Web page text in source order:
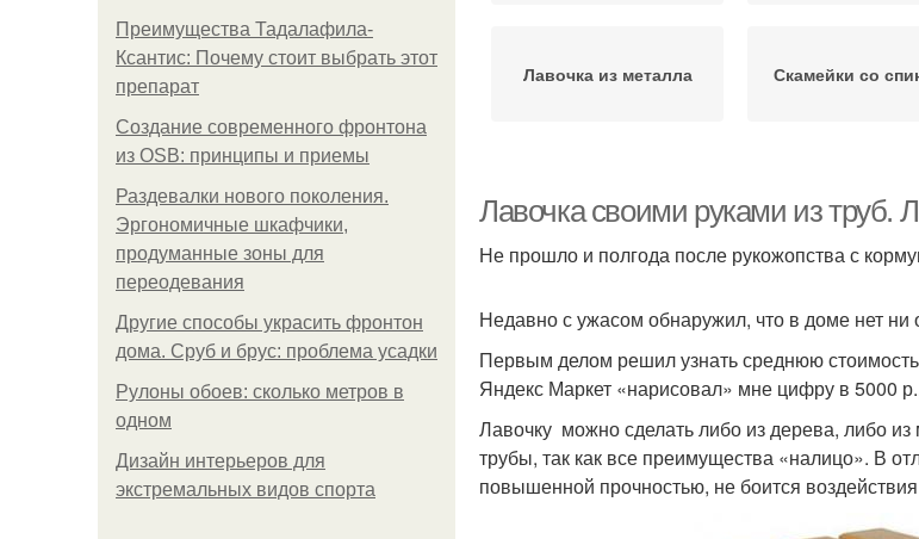
Преимущества Тадалафила-
Ксантис: Почему стоит выбрать этот
препарат
Создание современного фронтона
из OSB: принципы и приемы
Раздевалки нового поколения.
Эргономичные шкафчики,
продуманные зоны для
переодевания
Другие способы украсить фронтон
дома. Сруб и брус: проблема усадки
Рулоны обоев: сколько метров в
одном
Дизайн интерьеров для
экстремальных видов спорта
Лавочка из металла Скамейки со
Лавочка своими руками из труб.
Не прошло и полгода после рукожопства с
Недавно с ужасом обнаружил, что в доме нет
Первым делом решил узнать среднюю
Яндекс Маркет «нарисовал» мне цифру в 5000
Лавочку можно сделать либо из дерева, либо
трубы, так как все преимущества «налицо». В
повышенной прочностью, не боится